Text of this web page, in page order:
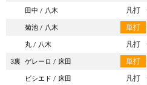
田中
八木 凡打
菊池
八木 単打
丸
八木 凡打
3裏 ゲレーロ 床田 単打
ビシエド
床田 凡打